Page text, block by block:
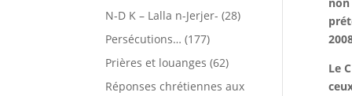
Le
N-D K – Lalla n-Jerjer- (28)
Persécutions… (177)
Prières et louanges (62)
Réponses chrétiennes aux